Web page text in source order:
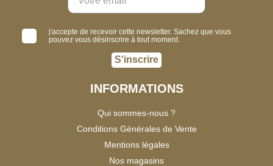
j'accepte de recevoir cette newsletter. Sachez que vous
pouvez vous désinscrire à tout moment.
S'inscrire
INFORMATIONS
Qui sommes-nous ?
Conditions Générales de Vente
Mentions légales
Nos magasins